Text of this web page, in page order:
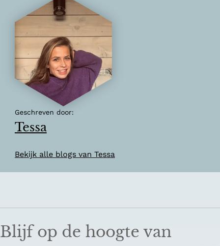
Geschreven door:
Tessa
Bekijk alle blogs van Tessa
Blijf op de hoogte van